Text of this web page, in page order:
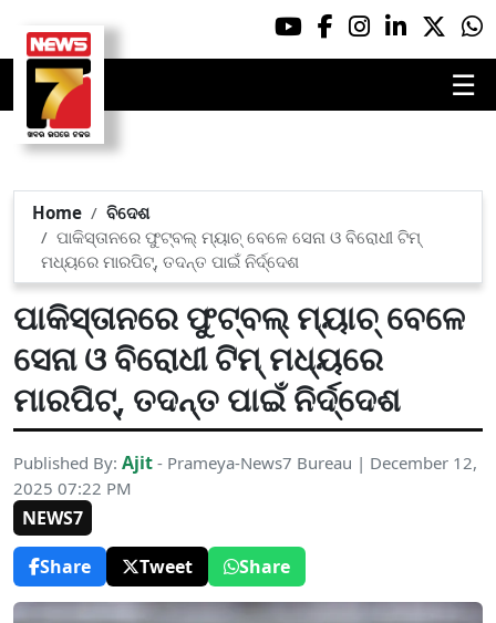
☰
Home
ବିଦେଶ
ପାକିସ୍ତାନରେ ଫୁଟ୍‌ବଲ୍ ମ୍ୟାଚ୍ ବେଳେ ସେନା ଓ ବିରୋଧୀ ଟିମ୍
ମଧ୍ୟରେ ମାରପିଟ୍, ତଦନ୍ତ ପାଇଁ ନିର୍ଦ୍ଦେଶ
ପାକିସ୍ତାନରେ ଫୁଟ୍‌ବଲ୍ ମ୍ୟାଚ୍ ବେଳେ
ସେନା ଓ ବିରୋଧୀ ଟିମ୍ ମଧ୍ୟରେ
ମାରପିଟ୍, ତଦନ୍ତ ପାଇଁ ନିର୍ଦ୍ଦେଶ
Published By: Ajit - Prameya-News7 Bureau | December 12,
2025 07:22 PM
NEWS7
Share
Tweet Share